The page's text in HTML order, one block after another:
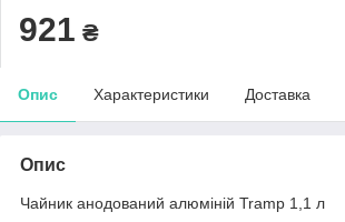
921 ₴
Опис Характеристики Доставка
Опис
Чайник анодований алюміній Tramp 1,1 л